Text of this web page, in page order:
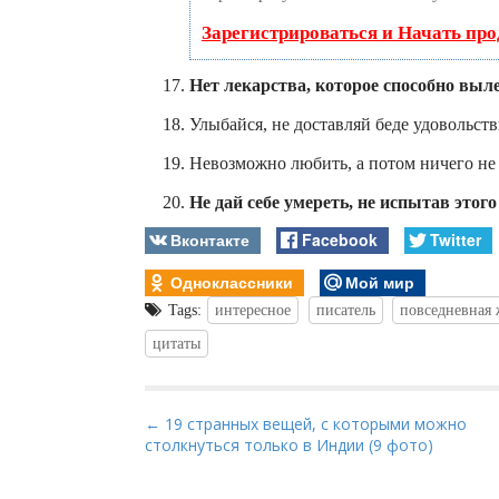
Зарегистрироваться и Начать
Нет лекарства, которое способно
Улыбайся, не доставляй беде
Невозможно любить, а потом ничего не
Не дай себе умереть, не испытав
Вконтакте Facebook
Twitter
Одноклассники
Мой мир
Tags: интересное писатель
повседневная
цитаты
P
o
← 19 странных вещей, с которыми можно
столкнуться только в Индии (9 фото)